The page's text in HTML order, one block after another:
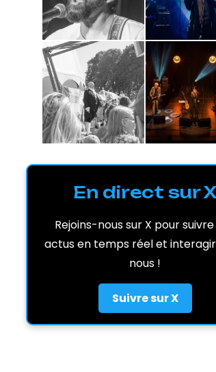
En direct sur X
Rejoins-nous sur X pour
actus en temps réel et
nous !
Suivre sur X